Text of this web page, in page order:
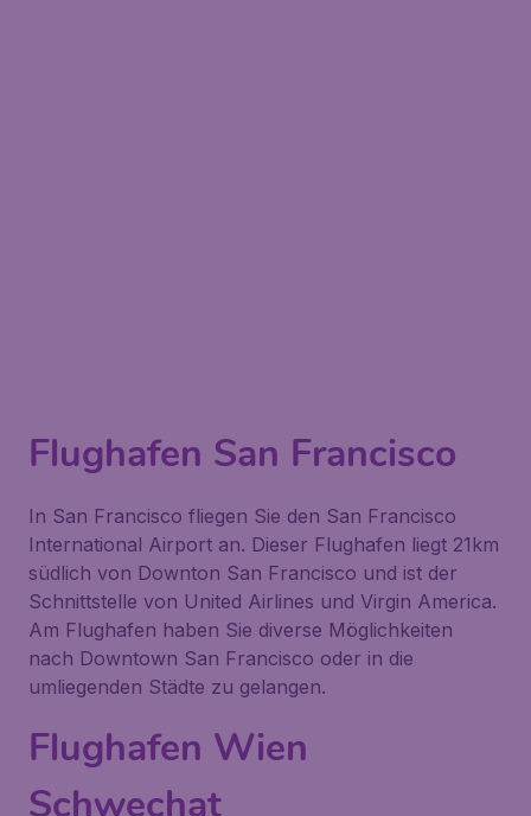
Flughafen San Francisco
In San Francisco fliegen Sie den San Francisco
International Airport an. Dieser Flughafen liegt 21km
südlich von Downton San Francisco und ist der
Schnittstelle von United Airlines und Virgin America.
Am Flughafen haben Sie diverse Möglichkeiten
nach Downtown San Francisco oder in die
umliegenden Städte zu gelangen.
Flughafen Wien
Schwechat